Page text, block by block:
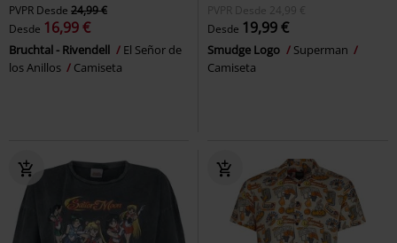
PVPR Desde 24,99 €
Desde 16,99 €
Bruchtal - Rivendell
El Señor de
los Anillos
Camiseta
PVPR
Desde 24,99 €
Desde 19,99 €
Smudge Logo
Superman
Camiseta